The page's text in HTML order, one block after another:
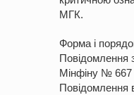
МГК.
Форма і
Повідомлення
Мінфіну № 667
Повідомлення